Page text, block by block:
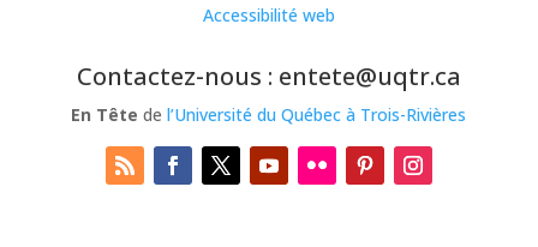
Accessibilité web
Contactez-nous : entete@uqtr.ca
En Tête del’Université du Québec à Trois-Rivières